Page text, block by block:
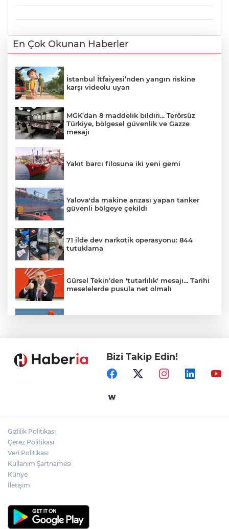
En Çok Okunan Haberler
İstanbul İtfaiyesi’nden yangın riskine
karşı videolu uyarı
MGK'dan 8 maddelik bildiri... Terörsüz
Türkiye, bölgesel güvenlik ve Gazze
mesajı
Yakıt barcı filosuna iki yeni gemi
Yalova'da makine arızası yapan tanker
güvenli bölgeye çekildi
71 ilde dev narkotik operasyonu: 844
tutuklama
Gürsel Tekin’den 'tutarlılık' mesajı... Tarihi
meselelerde pusula net olmalı
Samsun’da Alaçam'a yeni yaşam alanı
Yapay zekada onlarca uygulamanın
Bizi Takip Edin!
Gizlilik Politikası
Çerez Politikası
Veri Politikası
Kullanım Şartnamesi
Künye
İletişim